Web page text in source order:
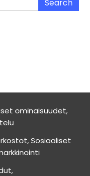
ominaisuudet,
Sosiaaliset